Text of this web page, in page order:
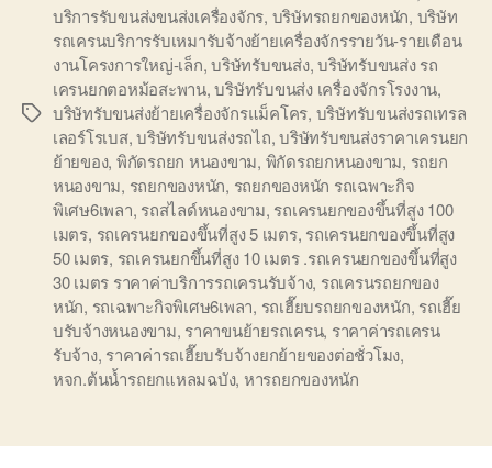
Tags
บริการรับขนส่งขนส่งเครื่องจักร, บริษัทรถยกของหนัก, บริษัท
รถเครนบริการรับเหมารับจ้างย้ายเครื่องจักรรายวัน-รายเดือน
งานโครงการใหญ่-เล็ก,บริษัทรับขนส่ง,บริษัทรับขนส่ง รถ
เครนยกตอหม้อสะพาน,บริษัทรับขนส่ง เครื่องจักรโรงงาน,
บริษัทรับขนส่งย้ายเครื่องจักรแม็คโคร, บริษัทรับขนส่งรถเทรล
เลอร์โรเบส,บริษัทรับขนส่งรถไถ,บริษัทรับขนส่งราคาเครนยก
ย้ายของ, พิกัดรถยก หนองขาม, พิกัดรถยกหนองขาม, รถยก
หนองขาม, รถยกของหนัก, รถยกของหนัก รถเฉพาะกิจ
พิเศษ6เพลา, รถสไลด์หนองขาม, รถเครนยกของขึ้นที่สูง 100
เมตร, รถเครนยกของขึ้นที่สูง 5 เมตร, รถเครนยกของขึ้นที่สูง
50 เมตร, รถเครนยกขึ้นที่สูง 10 เมตร .รถเครนยกของขึ้นที่สูง
30 เมตร ราคาค่าบริการรถเครนรับจ้าง, รถเครนรถยกของ
หนัก, รถเฉพาะกิจพิเศษ6เพลา, รถเฮี๊ยบรถยกของหนัก, รถเฮี๊ย
บรับจ้างหนองขาม, ราคาขนย้ายรถเครน, ราคาค่ารถเครน
รับจ้าง, ราคาค่ารถเฮี๊ยบรับจ้างยกย้ายของต่อชั่วโมง,
หจก.ต้นน้ำรถยกแหลมฉบัง, หารถยกของหนัก